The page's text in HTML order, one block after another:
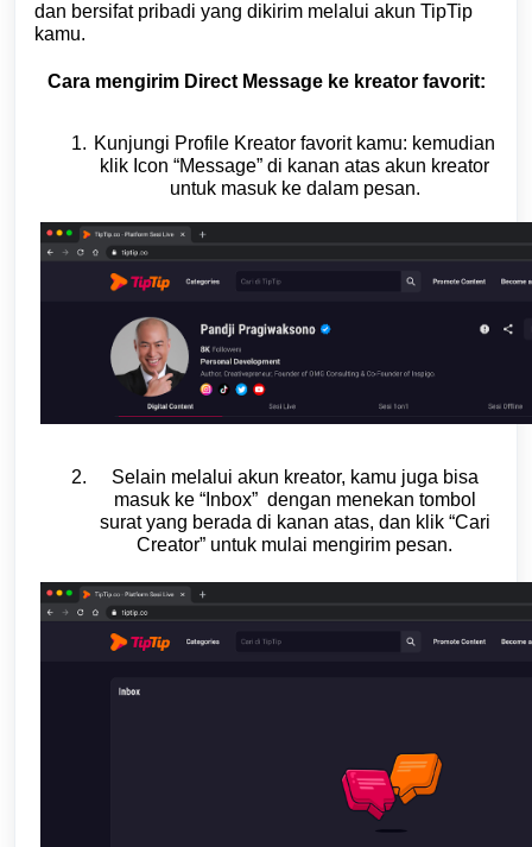
dan bersifat pribadi yang dikirim melalui akun TipTip
kamu.
Cara mengirim Direct Message ke kreator favorit:
Kunjungi Profile Kreator favorit kamu: kemudian
klik Icon “Message” di kanan atas akun kreator
untuk masuk ke dalam pesan.
Selain melalui akun kreator, kamu juga bisa
masuk ke “Inbox” dengan menekan tombol
surat yang berada di kanan atas, dan klik “Cari
Creator” untuk mulai mengirim pesan.